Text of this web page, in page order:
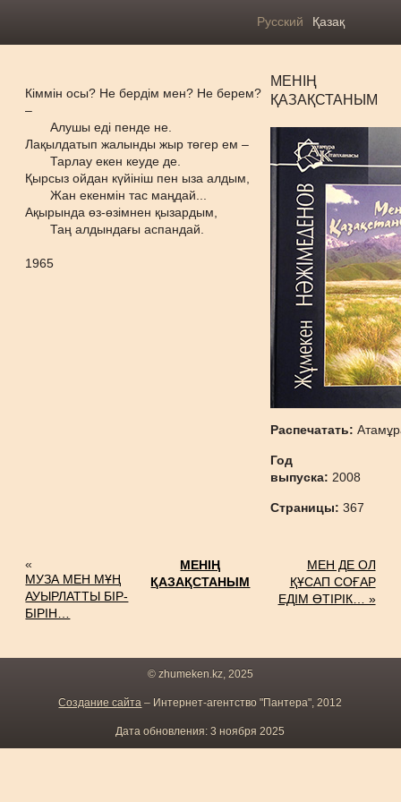
Русский Қазақ
Кіммін осы? Не бердім мен? Не берем?
–
Алушы еді пенде не.
Лақылдатып жалынды жыр төгер ем –
Тарлау екен кеуде де.
Қырсыз ойдан күйініш пен ыза алдым,
Жан екенмін тас маңдай...
Ақырында өз-өзімнен қызардым,
Таң алдындағы аспандай.
1965
МЕНІҢ
ҚАЗАҚСТАНЫМ
Распечатать:
Год
выпуска: 2008
Страницы:367
«
МУЗА МЕН МҰҢ
АУЫРЛАТТЫ БІР-
БІРІН…
МЕНІҢ
ҚАЗАҚСТАНЫМ
МЕН ДЕ ОЛ
ҚҰСАП СОҒАР
ЕДІМ ӨТІРІК… »
© zhumeken.kz, 2025
Создание сайта – Интернет-агентство "Пантера", 2012
Дата обновления: 3 ноября 2025